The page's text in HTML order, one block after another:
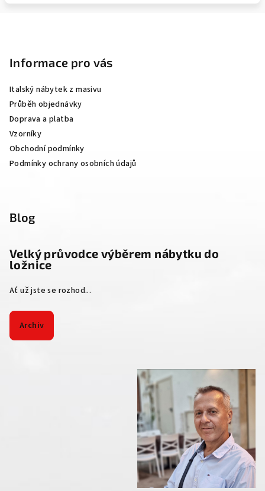
Informace pro vás
Italský nábytek z masivu
Průběh objednávky
Doprava a platba
Vzorníky
Obchodní podmínky
Podmínky ochrany osobních údajů
Blog
Velký průvodce výběrem nábytku do
ložnice
Ať už jste se rozhod...
Archiv